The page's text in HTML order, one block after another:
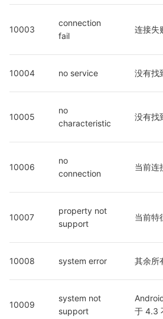
10003
connection
fail
连接失
10004 no service 没有找
10005
no
characteristic
没有找
10006
no
connection
当前连
10007
property not
support
当前特
10008 system error 其余所
10009
system not
support
于 4.3